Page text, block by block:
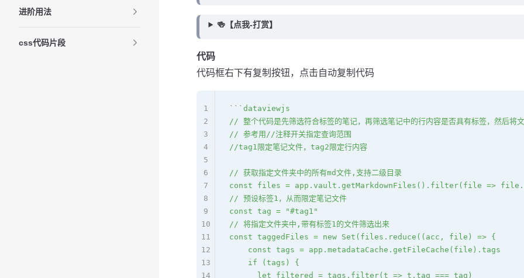
进阶用法
css代码片段
🍻【点我-打赏】
代码
代码框右下有复制按钮，点击自动复制代码
```dataviewjs
// 整个代码是先筛选符合标签的笔记，再筛选笔记中的行内容是否具有标签，然后将
// 参考用//注释开关指定查询范围
//tag1限定笔记文件，tag2限定行内容
// 获取指定文件夹中的所有md文件,支持二级目录
const files = app.vault.getMarkdownFiles().filter(file =>
// 预设标签1，从而限定笔记文件
const tag = "#tag1"
// 将指定文件夹中,带有标签1的文件筛选出来
const taggedFiles = new Set(files.reduce((acc, file) => {
    const tags = app.metadataCache.getFileCache(file).tags
    if (tags) {
      let filtered = tags.filter(t => t.tag === tag)
1
2
3
4
5
6
7
8
9
10
11
12
13
14